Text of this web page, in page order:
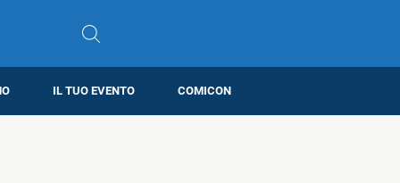
IL TUO EVENTO COMICON